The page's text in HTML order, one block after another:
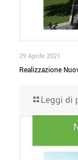
29 Aprile 2021
Realizzazione
Leggi di